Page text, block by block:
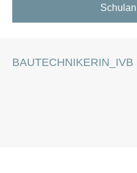
BAUTECHNIKERIN_IVB